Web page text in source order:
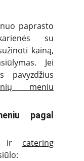
paprasto
su
kainą,
Jei
pavyzdžius
meniu
pagal
ir catering